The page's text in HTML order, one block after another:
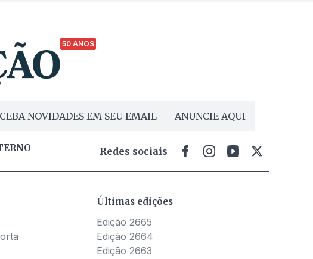
50 ANOS
NOVIDADES EM SEU EMAIL ANUNCIE AQUI
Redes sociais
Últimas edições
Edição 2665
Edição 2664
Edição 2663